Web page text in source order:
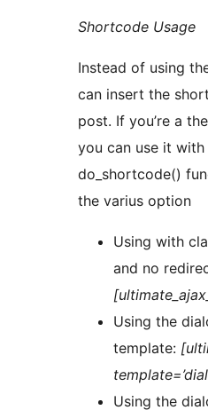
Shortcode Usage
Instead of using
can insert the
post. If you’re a
you can use it with
do_shortcode()
the varius option
Using with
and no
Using the
template:
Using the